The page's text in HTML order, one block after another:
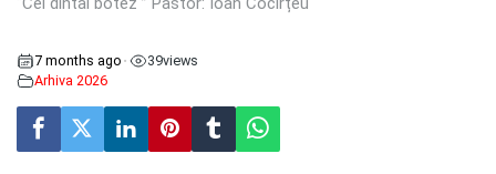
7 months ago • 39views
Arhiva 2026